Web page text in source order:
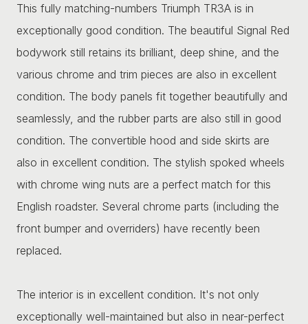
This fully matching-numbers Triumph TR3A is in
exceptionally good condition. The beautiful Signal Red
bodywork still retains its brilliant, deep shine, and the
various chrome and trim pieces are also in excellent
condition. The body panels fit together beautifully and
seamlessly, and the rubber parts are also still in good
condition. The convertible hood and side skirts are
also in excellent condition. The stylish spoked wheels
with chrome wing nuts are a perfect match for this
English roadster. Several chrome parts (including the
front bumper and overriders) have recently been
replaced.
The interior is in excellent condition. It's not only
exceptionally well-maintained but also in near-perfect